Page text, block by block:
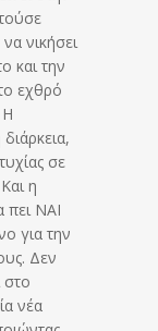
νικήσει
και την
εχθρό
Η
σε
η
πει ΝΑΙ
για την
Δεν
στο
νέα